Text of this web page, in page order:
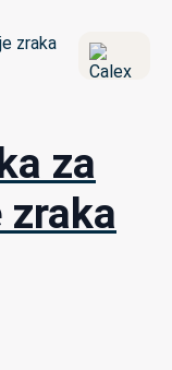
za
zraka